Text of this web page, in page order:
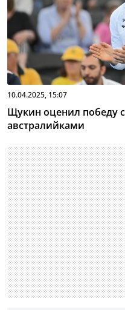
10.04.2025, 15:07
Щукин оценил победу
австралийками